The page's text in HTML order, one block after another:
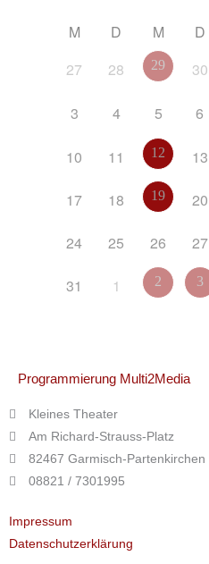
M D M D
27
28 29 30
3 4 5 6
10 11 12 13
17 18 19 20
24 25 26 27
31 1 2 3
Programmierung Multi2Media
Kleines Theater
Am Richard-Strauss-Platz
82467 Garmisch-Partenkirchen
08821 / 7301995
Impressum
Datenschutzerklärung